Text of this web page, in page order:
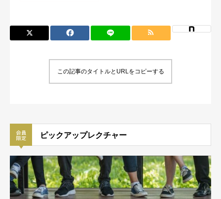
この記事のタイトルとURLをコピーする
ピックアップレクチャー